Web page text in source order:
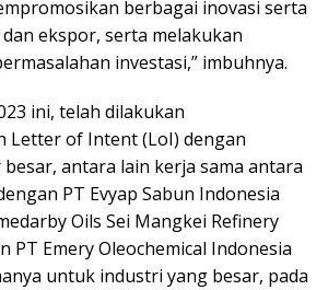
berbagai inovasi serta
ekspor, serta melakukan
investasi,” imbuhnya.
ini, telah dilakukan
Letter of Intent (LoI) dengan
antara lain kerja sama antara
PT Evyap Sabun Indonesia
Oils Sei Mangkei Refinery
PT Emery Oleochemical Indonesia
untuk industri yang besar, pada